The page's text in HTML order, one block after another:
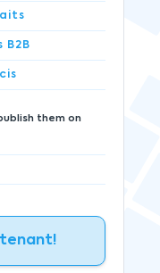
them on